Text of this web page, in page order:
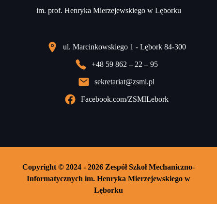
im. prof. Henryka Mierzejewskiego w Lęborku
ul. Marcinkowskiego 1 - Lębork 84-300
+48 59 862 – 22 – 95
sekretariat@zsmi.pl
Facebook.com/ZSMILebork
Copyright © 2024 - 2026 Zespół Szkoł Mechaniczno-
Informatycznych im. Henryka Mierzejewskiego w
Lęborku